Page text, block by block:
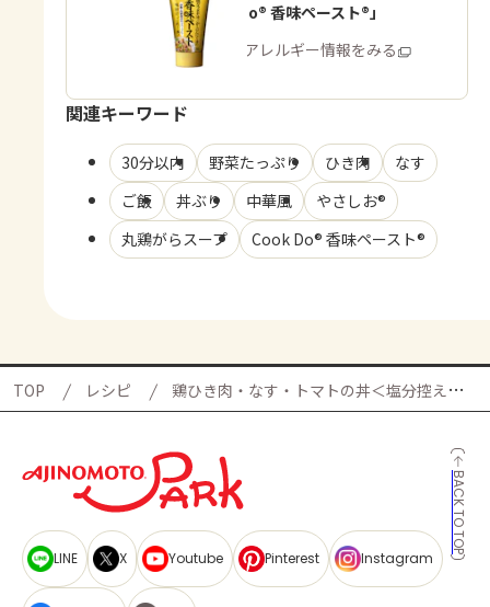
「Cook Do® 香味ペースト®」
商品・アレルギー情報をみる
関連キーワード
30分以内 野菜たっぷり ひき肉
なす
ご飯
丼ぶり 中華風
やさしお®
丸鶏がらスープ
Cook Do® 香味ペースト®
TOP レシピ 鶏ひき肉・なす・トマトの丼＜塩分控えめ＞の献立
BACK TO TOP
LINE X Youtube Pinterest Instagram